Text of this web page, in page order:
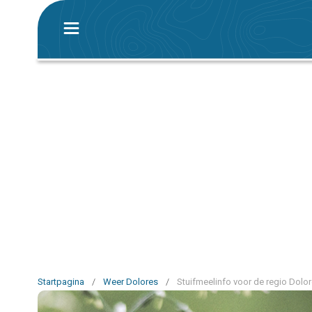
Startpagina / Weer Dolores / Stuifmeelinfo voor de regio